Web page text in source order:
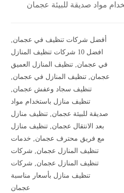
مواد صديقة للبيئة عجمان
أفضل شركات تنظيف في عجمان,
افضل 10 شركات تنظيف المنازل
في عجمان, تنظيف المنازل العميق
عجمان, تنظيف المنازل في عجمان,
تنظيف سجاد وعفش عجمان,
تنظيف منازل باستخدام مواد
صديقة للبيئة عجمان, تنظيف منازل
بعد الانتقال عجمان, تنظيف منازل
مع فريق محترف عجمان, خدمات
تنظيف المنازل عجمان, شركات
تنظيف المنازل عجمان, شركات
تنظيف منازل بأسعار مناسبة
عجمان